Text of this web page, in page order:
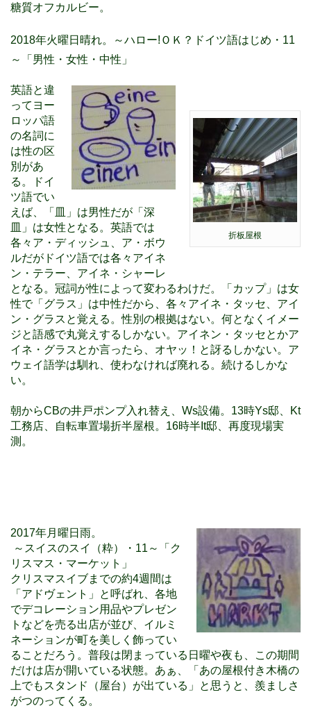
糖質オフカルビー。
2018年火曜日晴れ。～ハロー!ＯＫ？ドイツ語はじめ・11
～「男性・女性・中性」
折板屋根
英語と違
ってヨー
ロッパ語
の名詞に
は性の区
別があ
る。ドイ
ツ語でい
えば、「皿」は男性だが「深
皿」は女性となる。英語では
各々ア・ディッシュ、ア・ボウ
ルだがドイツ語では各々アイネ
ン・テラー、アイネ・シャーレ
となる。冠詞が性によって変わるわけだ。「カップ」は女
性で「グラス」は中性だから、各々アイネ・タッセ、アイ
ン・グラスと覚える。性別の根拠はない。何となくイメー
ジと語感で丸覚えするしかない。アイネン・タッセとかア
イネ・グラスとか言ったら、オヤッ！と訝るしかない。ア
ウェイ語学は馴れ、使わなければ廃れる。続けるしかな
い。
朝からCBの井戸ポンプ入れ替え、Ws設備。13時Ys邸、Kt
工務店、自転車置場折半屋根。16時半It邸、再度現場実
測。
2017年月曜日雨。
～スイスのスイ（粋）・11～「ク
リスマス・マーケット」
クリスマスイブまでの約4週間は
「アドヴェント」と呼ばれ、各地
でデコレーション用品やプレゼン
トなどを売る出店が並び、イルミ
ネーションが町を美しく飾ってい
ることだろう。普段は閉まっている日曜や夜も、この期間
だけは店が開いている状態。あぁ、「あの屋根付き木橋の
上でもスタンド（屋台）が出ている」と思うと、羨ましさ
がつのってくる。